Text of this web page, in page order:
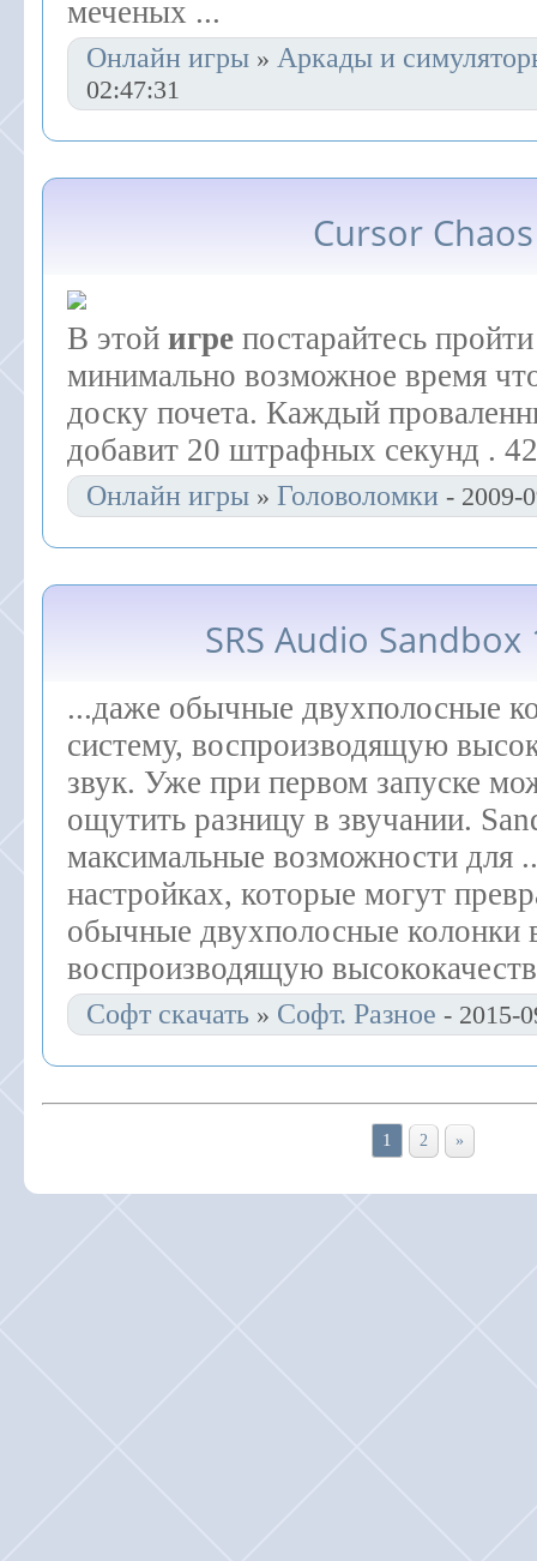
меченых ...
Онлайн игры » Аркады и
02:47:31
Cursor Chaos
В этой игре постарайтесь
минимально возможное время
доску почета. Каждый
добавит 20 штрафных секунд .
Онлайн игры » Головоломки - 2009-
SRS Audio Sandbox
...даже обычные двухполосные
систему, воспроизводящую
звук. Уже при первом запуске
ощутить разницу в звучании.
максимальные возможности для
настройках, которые могут
обычные двухполосные колонки
воспроизводящую
Софт скачать » Софт. Разное - 2015-
1 2 »